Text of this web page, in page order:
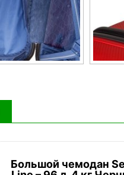
Большой чемодан